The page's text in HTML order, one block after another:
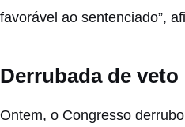
favorável ao sentenciado”,
Derrubada de veto
Ontem, o Congresso